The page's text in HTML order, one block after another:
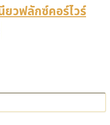
ยวฟลักซ์คอร์ไวร์